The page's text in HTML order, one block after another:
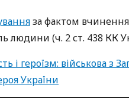
за фактом
людини (ч. 2 ст. 438 КК
і героїзм: військова з
України